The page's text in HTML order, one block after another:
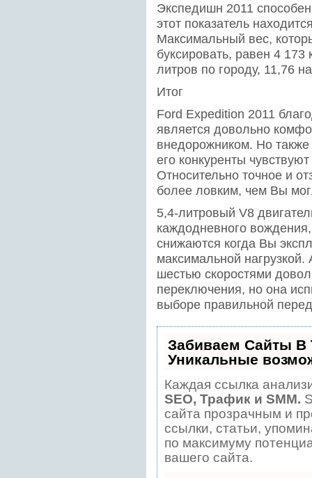
Экспедишн 2011
этот показатель
Максимальный вес,
буксировать, равен 4 173
литров по городу, 11,76
Итог
Ford Expedition 2011
является довольно
внедорожником. Но также
его конкуренты
Относительно точное и
более ловким, чем Вы
5,4-литровый V8
каждодневного
снижаются когда Вы
максимальной нагрузкой.
шестью скоростями
переключения, но она
выборе правильной
Забиваем Сайты
Уникальные
Каждая ссылка
SEO, Трафик и SMM.
сайта прозрачным и
ссылки, статьи,
по максимуму
вашего сайта.